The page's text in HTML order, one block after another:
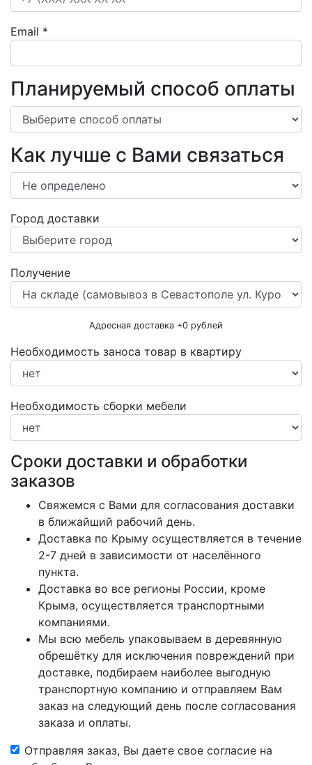
Email *
Планируемый способ оплаты
Как лучше с Вами связаться
Город доставки
Получение
Адресная доставка +0 рублей
Необходимость заноса товар в квартиру
Необходимость сборки мебели
Сроки доставки и обработки
заказов
Свяжемся с Вами для согласования доставки
в ближайший рабочий день.
Доставка по Крыму осуществляется в течение
2-7 дней в зависимости от населённого
пункта.
Доставка во все регионы России, кроме
Крыма, осуществляется транспортными
компаниями.
Мы всю мебель упаковываем в деревянную
обрешётку для исключения повреждений при
доставке, подбираем наиболее выгодную
транспортную компанию и отправляем Вам
заказ на следующий день после согласования
заказа и оплаты.
Отправляя заказ, Вы даете свое согласие на